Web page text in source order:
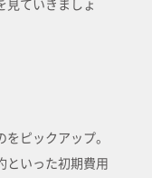
ピックアップ。
といった初期費用